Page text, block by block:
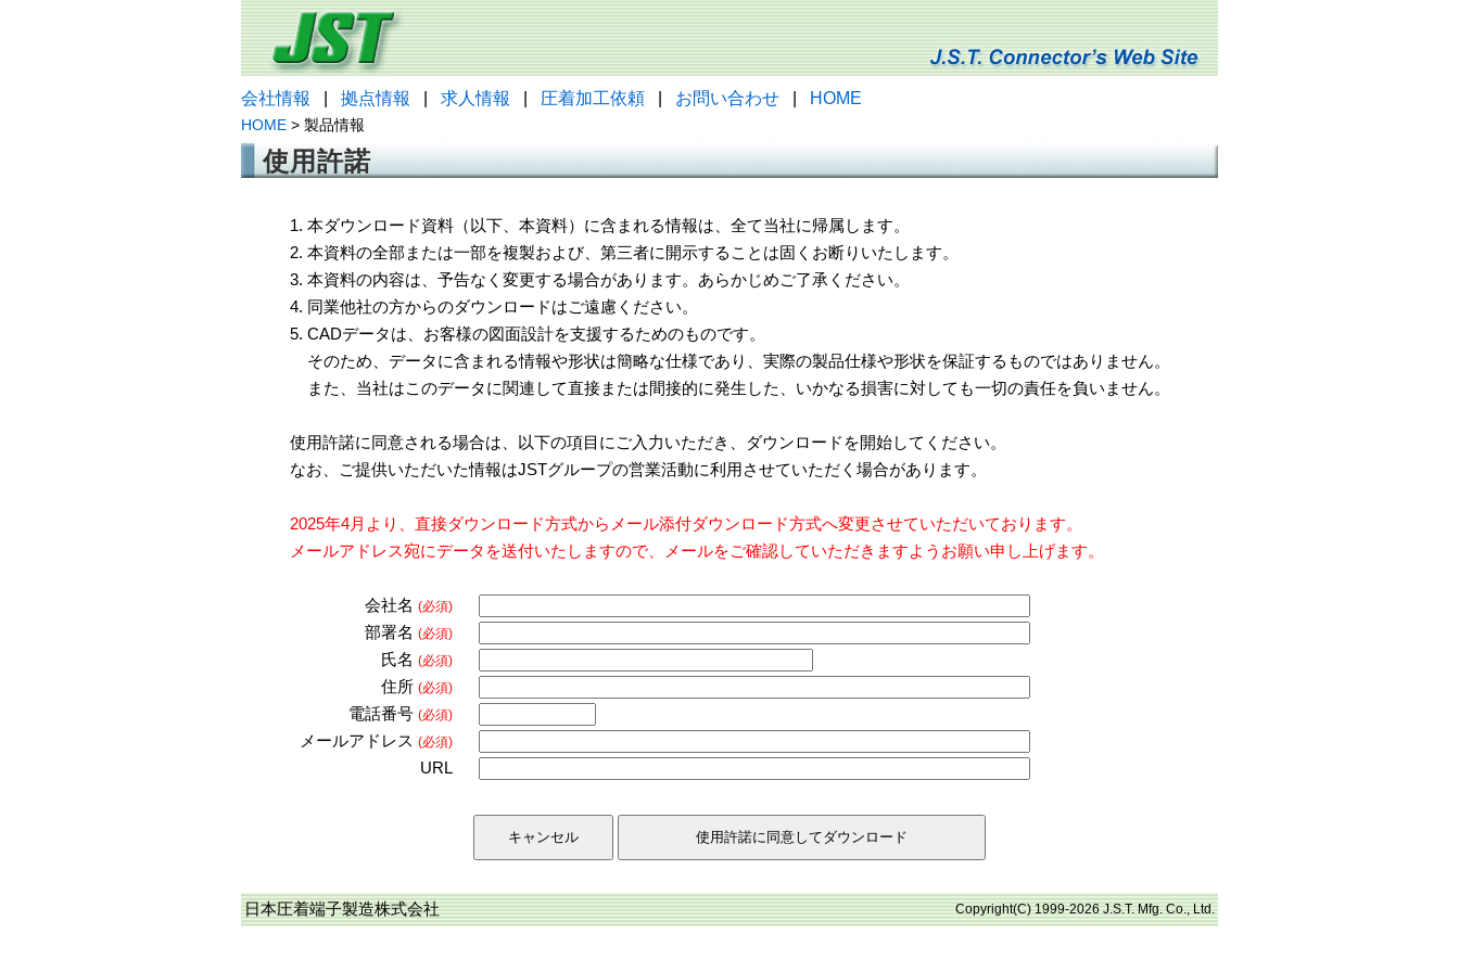
会社情報 拠点情報 求人情報 圧着加工依頼 お問い合わせ HOME
HOME > 製品情報
使用許諾
1. 本ダウンロード資料（以下、本資料）に含まれる情報は、全て当社に帰属します。
2. 本資料の全部または一部を複製および、第三者に開示することは固くお断りいたします。
3. 本資料の内容は、予告なく変更する場合があります。あらかじめご了承ください。
4. 同業他社の方からのダウンロードはご遠慮ください。
5. CADデータは、お客様の図面設計を支援するためのものです。
そのため、データに含まれる情報や形状は簡略な仕様であり、実際の製品仕様や形状を保証するものではありません。
また、当社はこのデータに関連して直接または間接的に発生した、いかなる損害に対しても一切の責任を負いません。
使用許諾に同意される場合は、以下の項目にご入力いただき、ダウンロードを開始してください。
なお、ご提供いただいた情報はJSTグループの営業活動に利用させていただく場合があります。
2025年4月より、直接ダウンロード方式からメール添付ダウンロード方式へ変更させていただいております。
メールアドレス宛にデータを送付いたしますので、メールをご確認していただきますようお願い申し上げます。
会社名 (必須)
部署名 (必須)
氏名 (必須)
住所 (必須)
電話番号 (必須)
メールアドレス (必須)
URL
日本圧着端子製造株式会社 Copyright(C) 1999-2026 J.S.T. Mfg. Co., Ltd.